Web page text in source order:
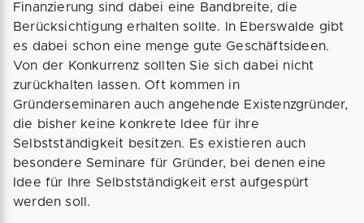
Finanzierung sind dabei eine Bandbreite, die
Berücksichtigung erhalten sollte. In Eberswalde gibt
es dabei schon eine menge gute Geschäftsideen.
Von der Konkurrenz sollten Sie sich dabei nicht
zurückhalten lassen. Oft kommen in
Gründerseminaren auch angehende Existenzgründer,
die bisher keine konkrete Idee für ihre
Selbstständigkeit besitzen. Es existieren auch
besondere Seminare für Gründer, bei denen eine
Idee für Ihre Selbstständigkeit erst aufgespürt
werden soll.